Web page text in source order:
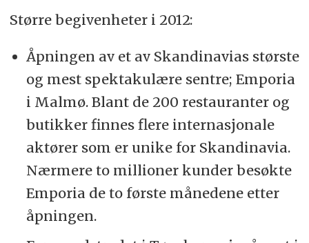
Større begivenheter i 2012:
Åpningen av et av Skandinavias største
og mest spektakulære sentre; Emporia
i Malmø. Blant de 200 restauranter og
butikker finnes flere internasjonale
aktører som er unike for Skandinavia.
Nærmere to millioner kunder besøkte
Emporia de to første månedene etter
åpningen.